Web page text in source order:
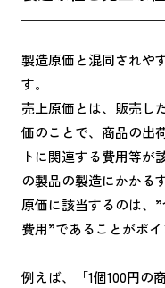
製造原価と混同されや
す。
売上原価とは、販売し
価のことで、商品の出
トに関連する費用等が
の製品の製造にかかる
原価に該当するのは、
費用”であることがポイ
例えば、「1個100円の